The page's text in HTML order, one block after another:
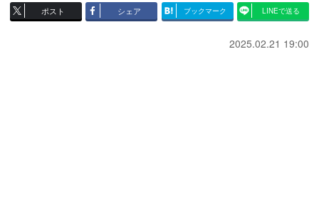
ポスト シェア ブックマーク LINEで送る
2025.02.21 19:00